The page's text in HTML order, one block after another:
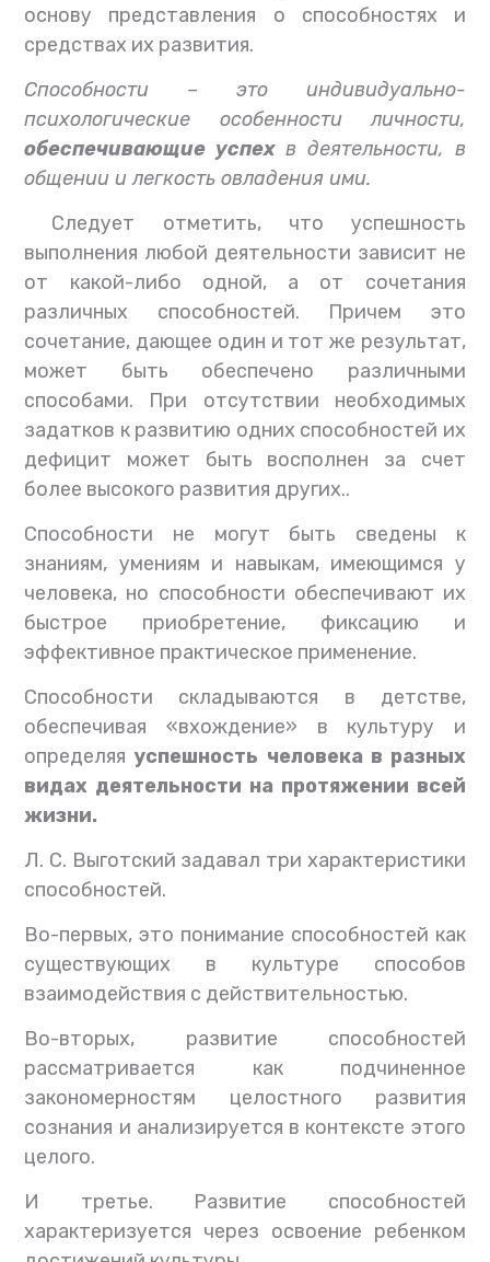
основу представления о способностях и
средствах их развития.
Способности – это индивидуально-
психологические особенности личности,
обеспечивающие успех в деятельности, в
общении и легкость овладения ими.
Следует отметить, что успешность
выполнения любой деятельности зависит не
от какой-либо одной, а от сочетания
различных способностей. Причем это
сочетание, дающее один и тот же результат,
может быть обеспечено различными
способами. При отсутствии необходимых
задатков к развитию одних способностей их
дефицит может быть восполнен за счет
более высокого развития других..
Способности не могут быть сведены к
знаниям, умениям и навыкам, имеющимся у
человека, но способности обеспечивают их
быстрое приобретение, фиксацию и
эффективное практическое применение.
Способности складываются в детстве,
обеспечивая «вхождение» в культуру и
определяя успешность человека в разных
видах деятельности на протяжении всей
жизни.
Л. С. Выготский задавал три характеристики
способностей.
Во-первых, это понимание способностей как
существующих в культуре способов
взаимодействия с действительностью.
Во-вторых, развитие способностей
рассматривается как подчиненное
закономерностям целостного развития
сознания и анализируется в контексте этого
целого.
И третье. Развитие способностей
характеризуется через освоение ребенком